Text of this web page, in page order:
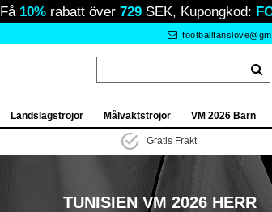
Få 10% rabatt över 729 SEK, Kupongkod:
Landslagströjor Målvaktströjor VM 2026 Barn
Gratis Frakt
TUNISIEN VM 2026 HERR